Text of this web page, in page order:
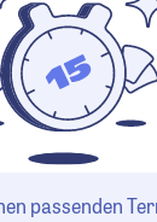
passenden